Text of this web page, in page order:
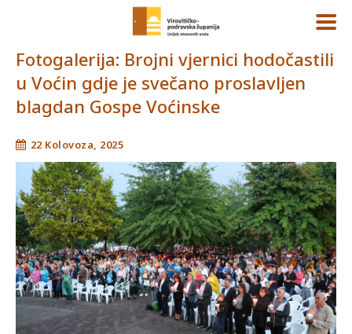
Fotogalerija: Brojni vjernici hodočastili
u Voćin gdje je svečano proslavljen
blagdan Gospe Voćinske
22 Kolovoza, 2025